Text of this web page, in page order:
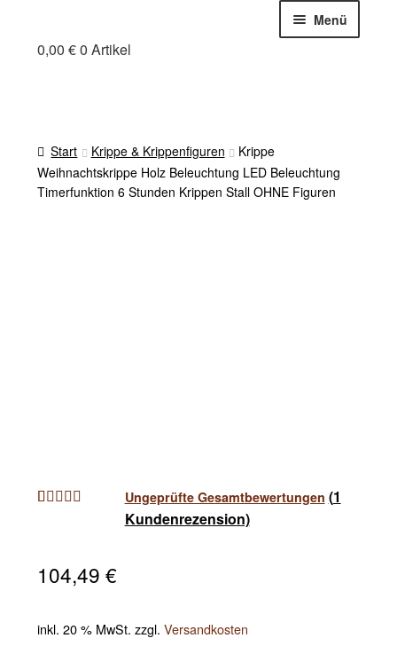
springen
springen
Menü
Holzfuchs Chris
Zahlung und Versand
Cookie-Richtlinie (EU)
0,00 €0 Artikel
Start Krippe & Krippenfiguren
Krippe
Weihnachtskrippe Holz Beleuchtung LED Beleuchtung
Timerfunktion 6 Stunden Krippen Stall OHNE Figuren
Kundenbewe
Ungeprüfte Gesamtbewertungen (1
Kundenrezension)
104,49 €
inkl. 20 % MwSt. zzgl. Versandkosten